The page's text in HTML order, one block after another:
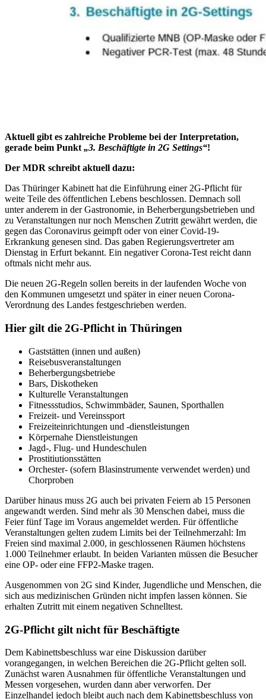
Aktuell gibt es zahlreiche Probleme bei der Interpretation,
gerade beim Punkt „3. Beschäftigte in 2G Settings“!
Der MDR schreibt aktuell dazu:
Das Thüringer Kabinett hat die Einführung einer 2G-Pflicht für
weite Teile des öffentlichen Lebens beschlossen. Demnach soll
unter anderem in der Gastronomie, in Beherbergungsbetrieben und
zu Veranstaltungen nur noch Menschen Zutritt gewährt werden, die
gegen das Coronavirus geimpft oder von einer Covid-19-
Erkrankung genesen sind. Das gaben Regierungsvertreter am
Dienstag in Erfurt bekannt. Ein negativer Corona-Test reicht dann
oftmals nicht mehr aus.
Die neuen 2G-Regeln sollen bereits in der laufenden Woche von
den Kommunen umgesetzt und später in einer neuen Corona-
Verordnung des Landes festgeschrieben werden.
Hier gilt die 2G-Pflicht in Thüringen
Gaststätten (innen und außen)
Reisebusveranstaltungen
Beherbergungsbetriebe
Bars, Diskotheken
Kulturelle Veranstaltungen
Fitnessstudios, Schwimmbäder, Saunen, Sporthallen
Freizeit- und Vereinssport
Freizeiteinrichtungen und -dienstleistungen
Körpernahe Dienstleistungen
Jagd-, Flug- und Hundeschulen
Prostitiutionsstätten
Orchester- (sofern Blasinstrumente verwendet werden) und
Chorproben
Darüber hinaus muss 2G auch bei privaten Feiern ab 15 Personen
angewandt werden. Sind mehr als 30 Menschen dabei, muss die
Feier fünf Tage im Voraus angemeldet werden. Für öffentliche
Veranstaltungen gelten zudem Limits bei der Teilnehmerzahl: Im
Freien sind maximal 2.000, in geschlossenen Räumen höchstens
1.000 Teilnehmer erlaubt. In beiden Varianten müssen die Besucher
eine OP- oder eine FFP2-Maske tragen.
Ausgenommen von 2G sind Kinder, Jugendliche und Menschen, die
sich aus medizinischen Gründen nicht impfen lassen können. Sie
erhalten Zutritt mit einem negativen Schnelltest.
2G-Pflicht gilt nicht für Beschäftigte
Dem Kabinettsbeschluss war eine Diskussion darüber
vorangegangen, in welchen Bereichen die 2G-Pflicht gelten soll.
Zunächst waren Ausnahmen für öffentliche Veranstaltungen und
Messen vorgesehen, wurden dann aber verworfen. Der
Einzelhandel jedoch bleibt auch nach dem Kabinettsbeschluss von